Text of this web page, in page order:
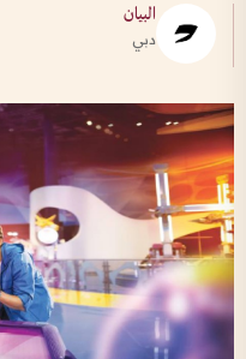
البيان
دبي